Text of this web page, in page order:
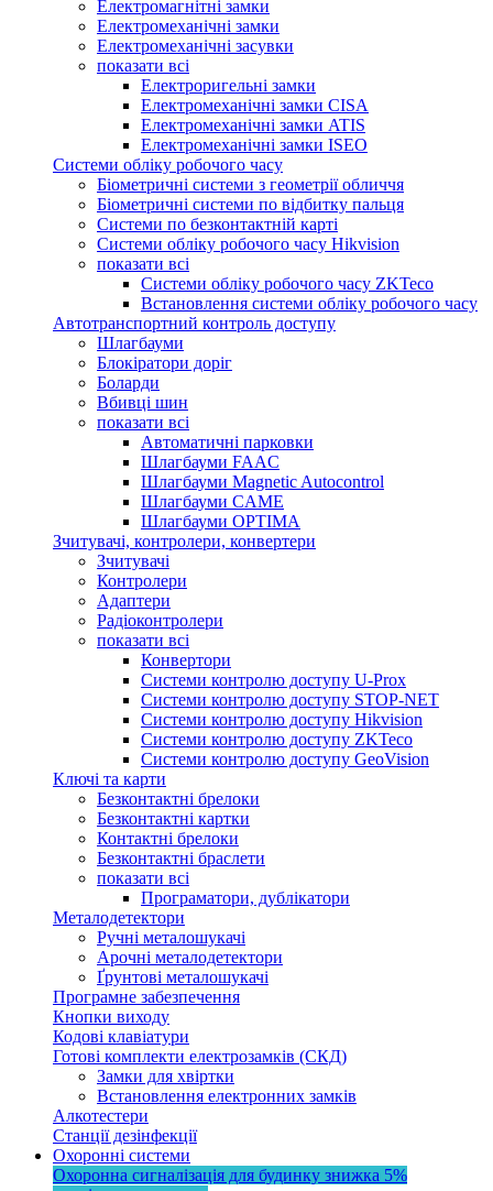
Електромагнітні замки
Електромеханічні замки
Електромеханічні засувки
показати всі
Електроригельні замки
Електромеханічні замки CISA
Електромеханічні замки ATIS
Електромеханічні замки ISEO
Системи обліку робочого часу
Біометричні системи з геометрії обличчя
Біометричні системи по відбитку пальця
Системи по безконтактній карті
Системи обліку робочого часу Hikvision
показати всі
Системи обліку робочого часу ZKTeco
Встановлення системи обліку робочого часу
Автотранспортний контроль доступу
Шлагбауми
Блокіратори доріг
Боларди
Вбивці шин
показати всі
Автоматичні парковки
Шлагбауми FAAC
Шлагбауми Magnetic Autocontrol
Шлагбауми CAME
Шлагбауми OPTIMA
Зчитувачі, контролери, конвертери
Зчитувачі
Контролери
Адаптери
Радіоконтролери
показати всі
Конвертори
Системи контролю доступу U-Prox
Системи контролю доступу STOP-NET
Системи контролю доступу Hikvision
Системи контролю доступу ZKTeco
Системи контролю доступу GeoVision
Ключі та карти
Безконтактні брелоки
Безконтактні картки
Контактні брелоки
Безконтактні браслети
показати всі
Програматори, дублікатори
Металодетектори
Ручні металошукачі
Арочні металодетектори
Ґрунтові металошукачі
Програмне забезпечення
Кнопки виходу
Кодові клавіатури
Готові комплекти електрозамків (СКД)
Замки для хвіртки
Встановлення електронних замків
Алкотестери
Станції дезінфекції
Охоронні системи
Охоронна сигналізація для будинку знижка 5%